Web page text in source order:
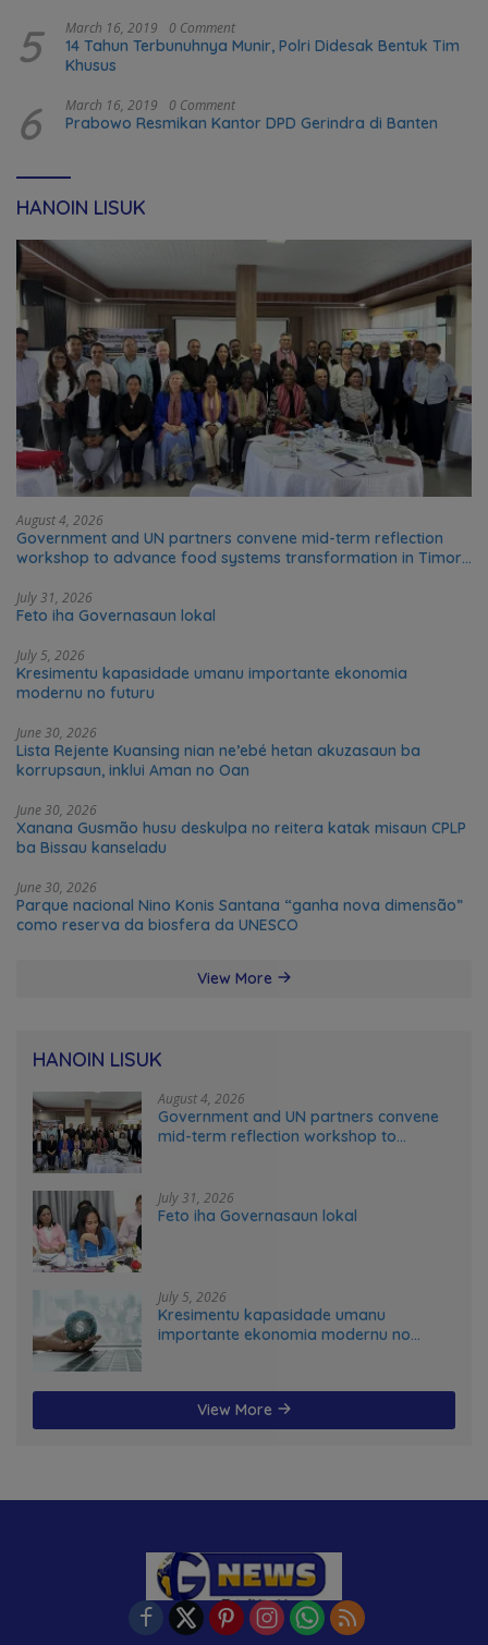
5 March 16, 2019 0 Comment
14 Tahun Terbunuhnya Munir, Polri Didesak Bentuk Tim
Khusus
6 March 16, 2019 0 Comment
Prabowo Resmikan Kantor DPD Gerindra di Banten
HANOIN LISUK
August 4, 2026
Government and UN partners convene mid-term reflection
workshop to advance food systems transformation in Timor-
July 31, 2026
Feto iha Governasaun lokal
July 5, 2026
Kresimentu kapasidade umanu importante ekonomia
modernu no futuru
June 30, 2026
Lista Rejente Kuansing nian ne’ebé hetan akuzasaun ba
korrupsaun, inklui Aman no Oan
June 30, 2026
Xanana Gusmão husu deskulpa no reitera katak misaun CPLP
ba Bissau kanseladu
June 30, 2026
Parque nacional Nino Konis Santana “ganha nova dimensão”
como reserva da biosfera da UNESCO
View More
HANOIN LISUK
August 4, 2026
Government and UN partners convene
mid-term reflection workshop to
July 31, 2026
Feto iha Governasaun lokal
July 5, 2026
Kresimentu kapasidade umanu
importante ekonomia modernu no
View More